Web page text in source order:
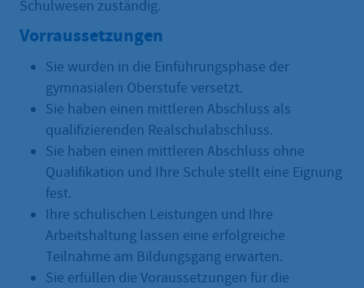
Schulwesen zuständig.
Vorraussetzungen
Sie wurden in die Einführungsphase der
gymnasialen Oberstufe versetzt.
Sie haben einen mittleren Abschluss als
qualifizierenden Realschulabschluss.
Sie haben einen mittleren Abschluss ohne
Qualifikation und Ihre Schule stellt eine Eignung
fest.
Ihre schulischen Leistungen und Ihre
Arbeitshaltung lassen eine erfolgreiche
Teilnahme am Bildungsgang erwarten.
Sie erfüllen die Voraussetzungen für die